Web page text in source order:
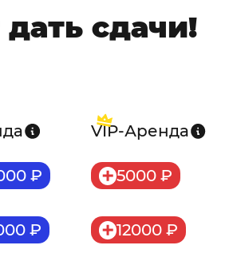
сдачи!
VIP-Аренда
₽ 5000 ₽
₽ 12000 ₽